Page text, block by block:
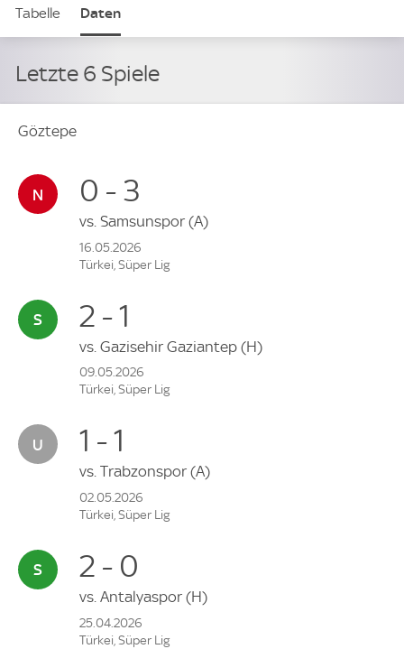
Tabelle Daten
Letzte 6 Spiele
Göztepe
0 - 3
vs. Samsunspor (A)
16.05.2026
Türkei, Süper Lig
2 - 1
vs. Gazisehir Gaziantep (H)
09.05.2026
Türkei, Süper Lig
1 - 1
vs. Trabzonspor (A)
02.05.2026
Türkei, Süper Lig
2 - 0
vs. Antalyaspor (H)
25.04.2026
Türkei, Süper Lig